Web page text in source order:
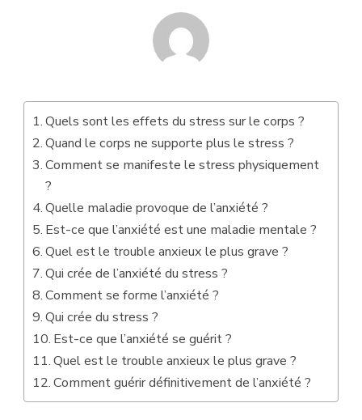
Quels sont les effets du stress sur le corps ?
Quand le corps ne supporte plus le stress ?
Comment se manifeste le stress physiquement
?
Quelle maladie provoque de l’anxiété ?
Est-ce que l’anxiété est une maladie mentale ?
Quel est le trouble anxieux le plus grave ?
Qui crée de l’anxiété du stress ?
Comment se forme l’anxiété ?
Qui crée du stress ?
Est-ce que l’anxiété se guérit ?
Quel est le trouble anxieux le plus grave ?
Comment guérir définitivement de l’anxiété ?